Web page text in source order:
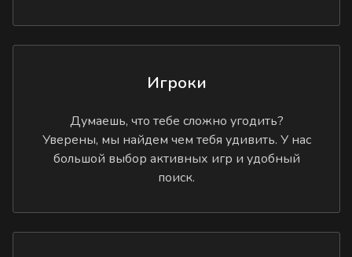
Игроки
Думаешь, что тебе сложно угодить?
Уверены, мы найдем чем тебя удивить. У нас
большой выбор активных игр и удобный
поиск.